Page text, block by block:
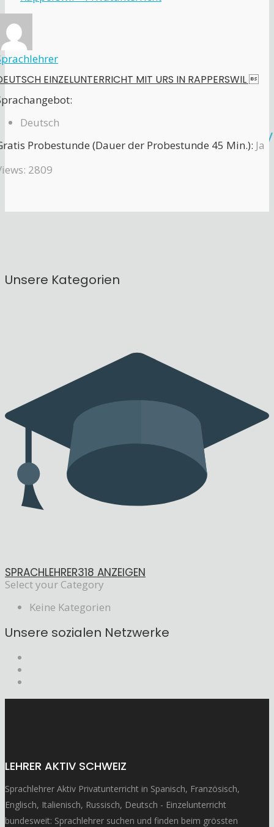
EINZELUNTERRICHT MIT URS IN RAPPERSWIL 
Deutsch
Probestunde (Dauer der Probestunde 45 Min.): Ja
2809
Unsere Kategorien
SPRACHLEHRER318 ANZEIGEN
Select your Category
Keine Kategorien
Unsere sozialen Netzwerke
LEHRER AKTIV SCHWEIZ
Sprachlehrer Aktiv Privatunterricht in Spanisch, Französisch,
Englisch, Italienisch, Russisch, Deutsch - Einzelunterricht
bundesweit: Sprachlehrer suchen und finden beim grössten